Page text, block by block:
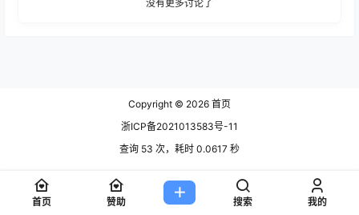
没有更多讨论了
Copyright © 2026 首页
浙ICP备2021013583号-11
查询 53 次，耗时 0.0617 秒
首页 赞助 搜索 我的